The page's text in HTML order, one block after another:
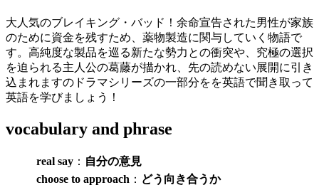
大人気のブレイキング・バッド！余命宣告された男性が家族
のために資金を残すため、薬物製造に関与していく物語で
す。高純度な製品を巡る新たな勢力との衝突や、究極の選択
を迫られる主人公の葛藤が描かれ、先の読めない展開に引き
込まれますのドラマシリーズの一部分をを英語で聞き取って
英語を学びましょう！
vocabulary and phrase
real say ： 自分の意見
choose to approach ： どう向き合うか